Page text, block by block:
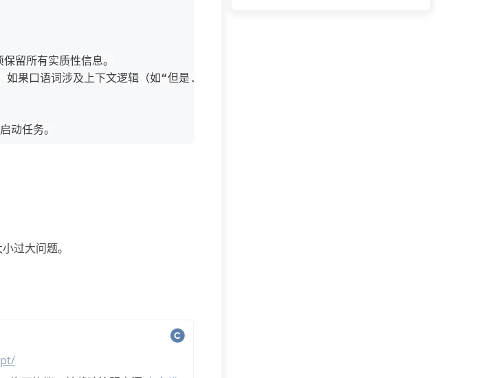
留所有实质性信息。
如果口语词涉及上下文逻辑（如“但是...”），必须保留。
任务。
过大问题。